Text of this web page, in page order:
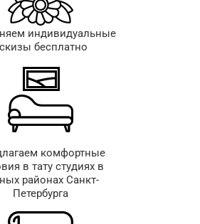
индивидуальные
бесплатно
комфортные
в тату студиях в
районах Санкт-
Петербурга